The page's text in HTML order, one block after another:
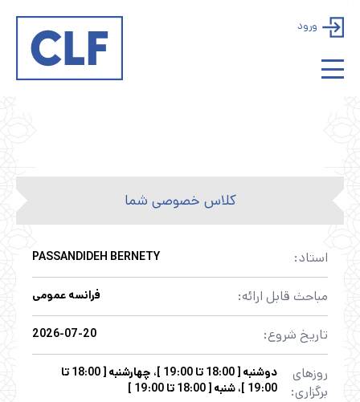
ورود
کلاس خصوصی شما
استاد: PASSANDIDEH BERNETY
مباحث قابل ارائه: فرانسه عمومی
تاریخ شروع: 2026-07-20
روزهای
برگزاری:
دوشنبه [ 18:00 تا 19:00 ]، چهارشنبه [ 18:00 تا
19:00 ]، شنبه [ 18:00 تا 19:00 ]